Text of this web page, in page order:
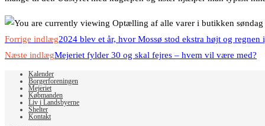
Read
more
articles
Forrige indlæg2024 blev et år, hvor Mossø stod ekstra højt og regnen
Næste indlægMejeriet fylder 30 og skal fejres – hvem vil være med?
Kalender
Borgerforeningen
Mejeriet
Købmanden
Liv i Landsbyerne
Shelter
Kontakt